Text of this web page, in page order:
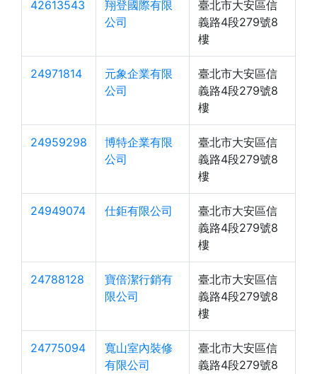
42613543
翔登國際有限
公司
臺北市大安區信
義路4段279號8
樓
24971814
元象企業有限
公司
臺北市大安區信
義路4段279號8
樓
24959298
博特企業有限
公司
臺北市大安區信
義路4段279號8
樓
24949074 仕鉅有限公司
臺北市大安區信
義路4段279號8
樓
24788128
寶倍潔行銷有
限公司
臺北市大安區信
義路4段279號8
樓
24775094
寬山室內裝修
有限公司
臺北市大安區信
義路4段279號8